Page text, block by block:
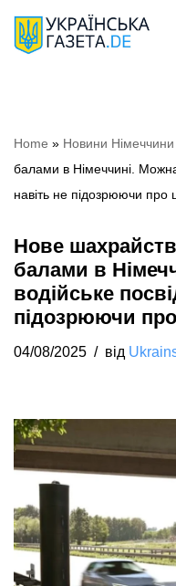
Перейти
Home » Новини Німеччини
балами в Німеччині. Можна
навіть не підозрюючи про
Нове
балами в
водійське
підозрюючи
04/08/2025 від